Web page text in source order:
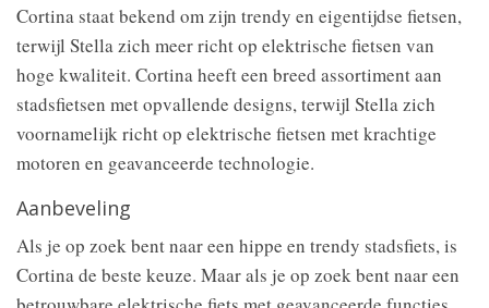
Cortina staat bekend om zijn trendy en eigentijdse fietsen,
terwijl Stella zich meer richt op elektrische fietsen van
hoge kwaliteit. Cortina heeft een breed assortiment aan
stadsfietsen met opvallende designs, terwijl Stella zich
voornamelijk richt op elektrische fietsen met krachtige
motoren en geavanceerde technologie.
Aanbeveling
Als je op zoek bent naar een hippe en trendy stadsfiets, is
Cortina de beste keuze. Maar als je op zoek bent naar een